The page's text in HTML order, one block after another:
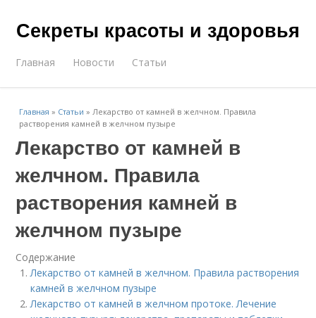
Секреты красоты и здоровья
Главная Новости Статьи
Главная » Статьи »Лекарство от камней в желчном. Правила
растворения камней в желчном пузыре
Лекарство от камней в
желчном. Правила
растворения камней в
желчном пузыре
Содержание
Лекарство от камней в желчном. Правила растворения
камней в желчном пузыре
Лекарство от камней в желчном протоке. Лечение